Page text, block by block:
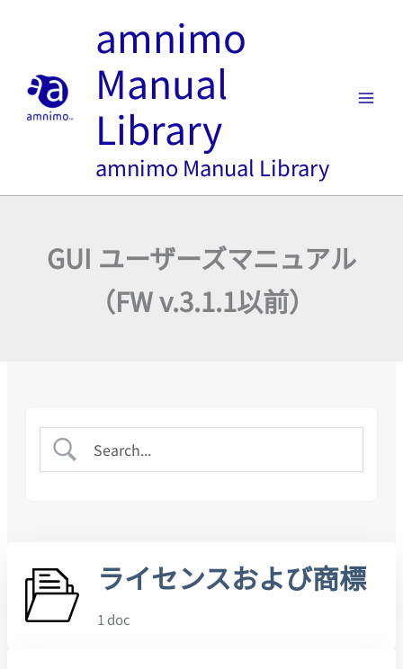
amnimo
Manual
Library
amnimo Manual Library
GUI ユーザーズマニュアル
（FW v.3.1.1以前）
ライセンスおよび商標
1 doc